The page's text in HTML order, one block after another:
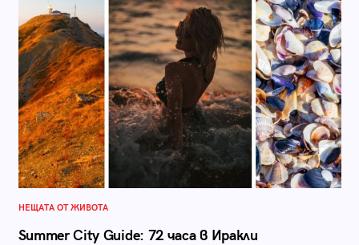
НЕЩАТА ОТ ЖИВОТА
Summer City Guide: 72 часа в Иракли